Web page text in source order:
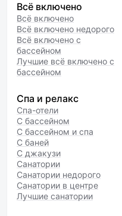
Всё включено
Всё включено
Всё включено недорого
Всё включено с
бассейном
Лучшие всё включено с
бассейном
Спа и релакс
Спа-отели
С бассейном
С бассейном и спа
С баней
С джакузи
Санатории
Санатории недорого
Санатории в центре
Лучшие санатории